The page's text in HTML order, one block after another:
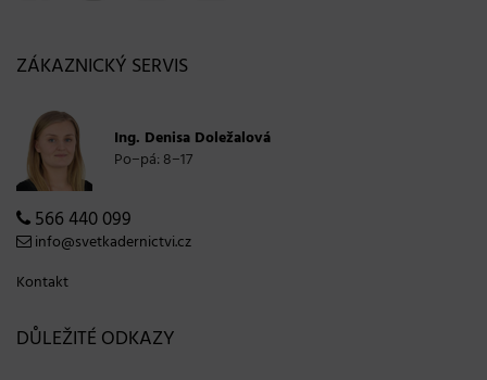
ZÁKAZNICKÝ SERVIS
Ing. Denisa Doležalová
Po−pá: 8−17
566 440 099
info@svetkadernictvi.cz
Kontakt
DŮLEŽITÉ ODKAZY